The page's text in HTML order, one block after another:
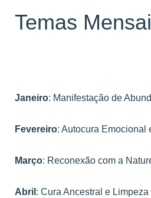
Temas
Janeiro: Manifestação de
Fevereiro: Autocura Emocional
Março: Reconexão com a
Abril : Cura Ancestral e